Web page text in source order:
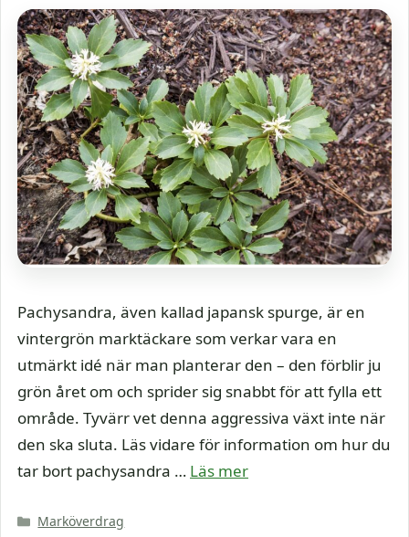
Pachysandra, även kallad japansk spurge, är en
vintergrön marktäckare som verkar vara en
utmärkt idé när man planterar den – den förblir ju
grön året om och sprider sig snabbt för att fylla ett
område. Tyvärr vet denna aggressiva växt inte när
den ska sluta. Läs vidare för information om hur du
tar bort pachysandra … Läs mer
Kategorier
Marköverdrag